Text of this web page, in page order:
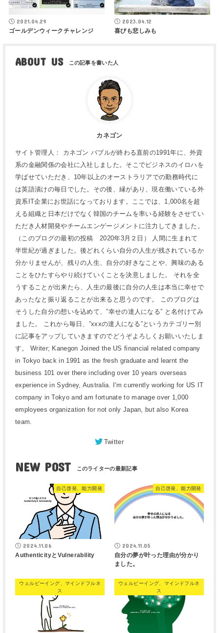
2021.04.29
ゴールデンウィークチャレンジ
2023.04.12
喜びも悲しみも
ABOUT US
カネゴン
サイト管理人： カネゴン バブルが終わる直前の1991年に、外資
系の金融関係の会社に入社しました。そこでビジネスのイロハを
学ばせていただき、10年以上のオーストラリアでの勤務時代に
は英語漬けの毎日でした。その後、縁があり、現在働いている外
資系IT企業にお世話になっております。ここでは、1,000名を超
える組織と日本だけでなく韓国のチームを率いる経験をさせてい
ただき人材開発やチームエンゲージメントに注力してきました。
（このブログの最初の投稿 2020年3月２日） 人間に生まれて
半世紀が過ぎました。後どれくらい自分の人生が残されているか
分かりませんが、残りの人生、自分の好きなことや、興味のある
ことをひたすらやり続けていくことを決意しました。 それを全
うすることが出来たら、人生の最後に自分の人生は本当に幸せで
あったなと振り返ることが出来ると思うのです。 このブログは
そうした自分の想いを込めて、”幸せの達人になる” と名付けてみ
ました。 これから毎日、”xxxの達人になる”というカテゴリー別
に記事をアップしていきますのでどうぞよろしくお願いいたしま
す。 Writer; Kanegon Joined the US financial related company
in Tokyo back in 1991 as the fresh graduate and learnt the
business 101 over there including over 10 years overseas
experience in Sydney, Australia. I'm currently working for US IT
company in Tokyo and am fortunate to manage over 1,000
employees organization for not only Japan, but also Korea
team.
Twitter
NEW POST
自己啓発、能力開発
2024.11.06
AuthenticityとVulnerability
自己啓発、能力開発
2024.11.05
自分の夢が叶った理由が分かり
ました。
ウェルビーイング、マインドフルネ
ス
ウェルビーイング、マインドフルネ
ス